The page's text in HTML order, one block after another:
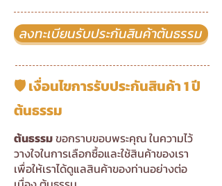
ลงทะเบียนรับประกันสินค้าต้นธรรม
🛡️ เงื่อนไขการรับประกันสินค้า 1 ปี
ต้นธรรม
ต้นธรรมขอกราบขอบพระคุณ ในความไว้
วางใจในการเลือกซื้อและใช้สินค้าของเรา
เพื่อให้เราได้ดูแลสินค้าของท่านอย่างต่อ